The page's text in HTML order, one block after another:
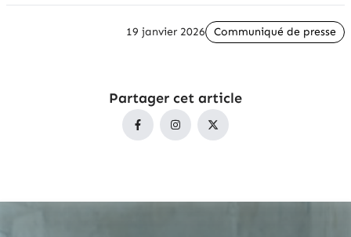
19 janvier 2026 Communiqué de presse
Partager cet article